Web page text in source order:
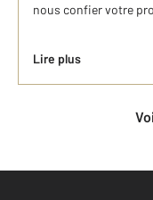
nous confier votre
Lire plus